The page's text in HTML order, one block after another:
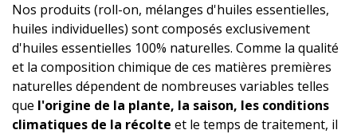
Nos produits (roll-on, mélanges d'huiles essentielles,
huiles individuelles) sont composés exclusivement
d'huiles essentielles 100% naturelles. Comme la qualité
et la composition chimique de ces matières premières
naturelles dépendent de nombreuses variables telles
que l'origine de la plante, la saison, les conditions
climatiques de la récolte et le temps de traitement, il